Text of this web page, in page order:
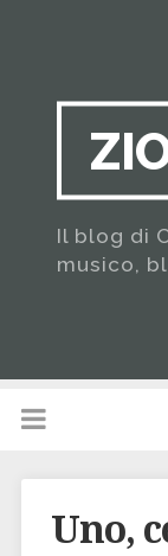
Il blog di
musico,
Uno,